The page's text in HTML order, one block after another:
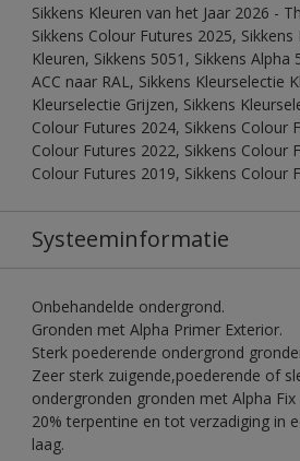
Sikkens Kleuren van het Jaar 2026 -
Sikkens Colour Futures 2025,
Kleuren, Sikkens 5051, Sikkens Alpha
ACC naar RAL, Sikkens Kleurselectie
Kleurselectie Grijzen, Sikkens
Colour Futures 2024, Sikkens Colour
Colour Futures 2022, Sikkens Colour
Colour Futures 2019, Sikkens Colour
Systeeminformatie
Onbehandelde ondergrond.
Gronden met Alpha Primer Exterior.
Sterk poederende ondergrond
Zeer sterk zuigende,poederende of
ondergronden gronden met Alpha
20% terpentine en tot verzadiging in
laag.